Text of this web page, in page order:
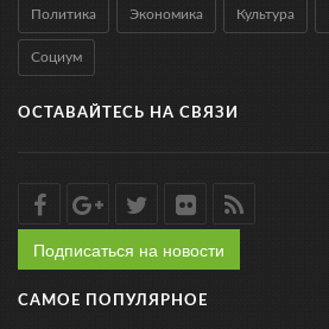
Политика Экономика Культура
Социум
ОСТАВАЙТЕСЬ НА СВЯЗИ
Подписаться на новости
САМОЕ ПОПУЛЯРНОЕ